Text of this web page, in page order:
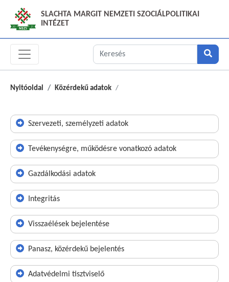
SLACHTA MARGIT NEMZETI SZOCIÁLPOLITIKAI
INTÉZET
Nyitóoldal Közérdekű adatok
Szervezeti, személyzeti adatok
Tevékenységre, működésre vonatkozó adatok
Gazdálkodási adatok
Integritás
Visszaélések bejelentése
Panasz, közérdekű bejelentés
Adatvédelmi tisztviselő